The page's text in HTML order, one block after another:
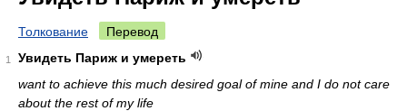
Толкование Перевод
1
Увидеть Париж и умереть
want to achieve this much desired goal of mine and I do not care
about the rest of my life